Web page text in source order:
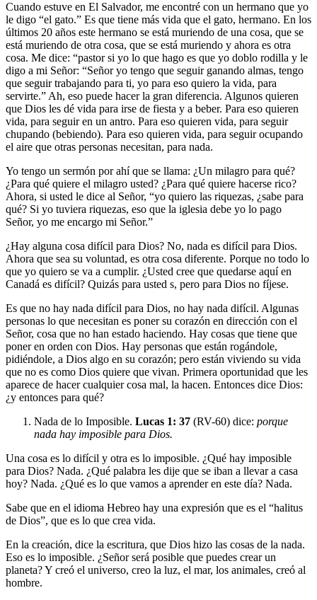
Cuando estuve en El Salvador, me encontré con un hermano que yo
le digo “el gato.” Es que tiene más vida que el gato, hermano. En los
últimos 20 años este hermano se está muriendo de una cosa, que se
está muriendo de otra cosa, que se está muriendo y ahora es otra
cosa. Me dice: “pastor si yo lo que hago es que yo doblo rodilla y le
digo a mi Señor: “Señor yo tengo que seguir ganando almas, tengo
que seguir trabajando para ti, yo para eso quiero la vida, para
servirte.” Ah, eso puede hacer la gran diferencia. Algunos quieren
que Dios les dé vida para irse de fiesta y a beber. Para eso quieren
vida, para seguir en un antro. Para eso quieren vida, para seguir
chupando (bebiendo). Para eso quieren vida, para seguir ocupando
el aire que otras personas necesitan, para nada.
Yo tengo un sermón por ahí que se llama: ¿Un milagro para qué?
¿Para qué quiere el milagro usted? ¿Para qué quiere hacerse rico?
Ahora, si usted le dice al Señor, “yo quiero las riquezas, ¿sabe para
qué? Si yo tuviera riquezas, eso que la iglesia debe yo lo pago
Señor, yo me encargo mi Señor.”
¿Hay alguna cosa difícil para Dios? No, nada es difícil para Dios.
Ahora que sea su voluntad, es otra cosa diferente. Porque no todo lo
que yo quiero se va a cumplir. ¿Usted cree que quedarse aquí en
Canadá es difícil? Quizás para usted s, pero para Dios no fíjese.
Es que no hay nada difícil para Dios, no hay nada difícil. Algunas
personas lo que necesitan es poner su corazón en dirección con el
Señor, cosa que no han estado haciendo. Hay cosas que tiene que
poner en orden con Dios. Hay personas que están rogándole,
pidiéndole, a Dios algo en su corazón; pero están viviendo su vida
que no es como Dios quiere que vivan. Primera oportunidad que les
aparece de hacer cualquier cosa mal, la hacen. Entonces dice Dios:
¿y entonces para qué?
Nada de lo Imposible. Lucas 1: 37 (RV-60) dice: porque
nada hay imposible para Dios.
Una cosa es lo difícil y otra es lo imposible. ¿Qué hay imposible
para Dios? Nada. ¿Qué palabra les dije que se iban a llevar a casa
hoy? Nada. ¿Qué es lo que vamos a aprender en este día? Nada.
Sabe que en el idioma Hebreo hay una expresión que es el “halitus
de Dios”, que es lo que crea vida.
En la creación, dice la escritura, que Dios hizo las cosas de la nada.
Eso es lo imposible. ¿Señor será posible que puedes crear un
planeta? Y creó el universo, creo la luz, el mar, los animales, creó al
hombre.